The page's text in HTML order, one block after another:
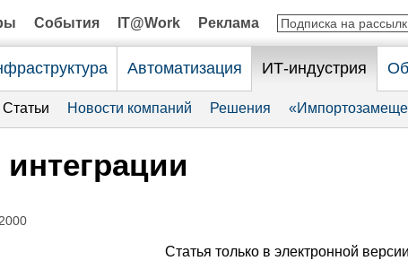
События IT@Work Реклама
Автоматизация ИТ-индустрия
Статьи Новости компаний Решения
Статья только в электронной